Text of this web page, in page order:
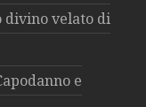
divino velato di
e